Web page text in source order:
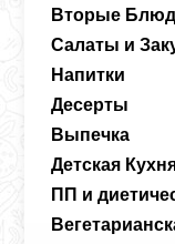
Вторые
Салаты и
Напитки
Десерты
Выпечка
Детская
ПП и